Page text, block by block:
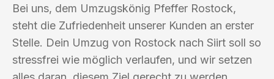
Bei uns, dem Umzugskönig Pfeffer Rostock,
steht die Zufriedenheit unserer Kunden an erster
Stelle. Dein Umzug von Rostock nach Siirt soll so
stressfrei wie möglich verlaufen, und wir setzen